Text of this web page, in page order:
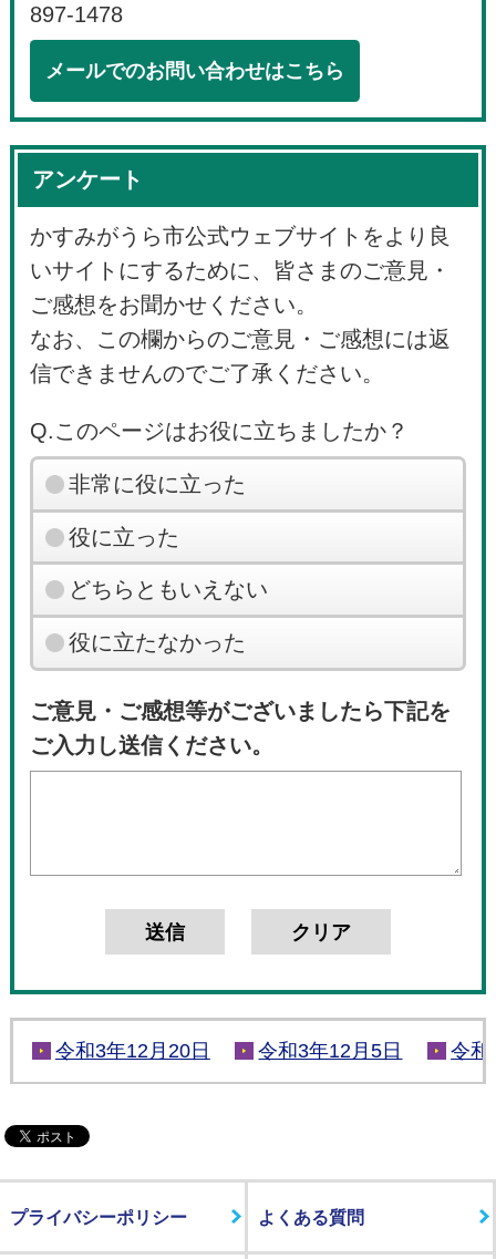
897-1478
メールでのお問い合わせはこちら
アンケート
かすみがうら市公式ウェブサイトをより良
いサイトにするために、皆さまのご意見・
ご感想をお聞かせください。
なお、この欄からのご意見・ご感想には返
信できませんのでご了承ください。
Q.このページはお役に立ちましたか？
非常に役に立った
役に立った
どちらともいえない
役に立たなかった
ご意見・ご感想等がございましたら下記を
ご入力し送信ください。
令和3年12月20日 令和3年12月5日 令和
プライバシーポリシー よくある質問